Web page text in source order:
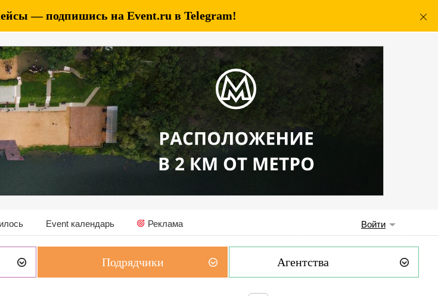
— подпишись на Event.ru в Telegram!
Event календарь Реклама Войти
Подрядчики Агентства